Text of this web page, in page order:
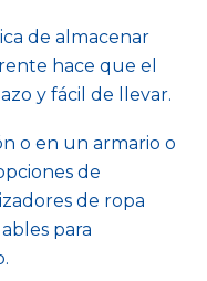
de almacenar
hace que el
y fácil de llevar.
o en un armario o
de
de ropa
para